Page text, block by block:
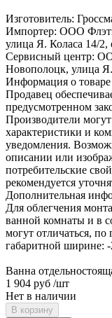
Изготовитель:
Импортер: ООО
улица Я. Коласа 14/2,
Сервисный центр:
Новополоцк, улица
Информация о товаре
Продавец
предусмотренном
Производители
характеристики и
уведомления.
описании или
потребительские
рекомендуется
Дополнительная
Для облегчения
ванной комнаты и в
могут отличаться,
габаритной ширине:
Ванна
1 904 руб /шт
Нет в наличии
В корзину